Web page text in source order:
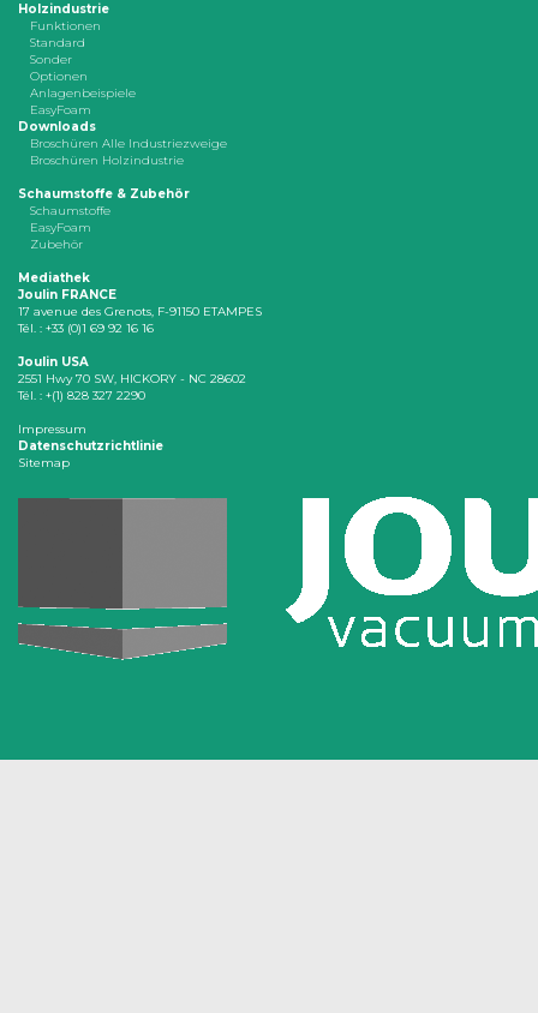
Holzindustrie
Funktionen
Standard
Sonder
Optionen
Anlagenbeispiele
EasyFoam
Downloads
Broschüren Alle Industriezweige
Broschüren Holzindustrie
Schaumstoffe & Zubehör
Schaumstoffe
EasyFoam
Zubehör
Mediathek
Joulin FRANCE
17 avenue des Grenots, F-91150 ETAMPES
Tél. : +33 (0)1 69 92 16 16
Joulin USA
2551 Hwy 70 SW, HICKORY - NC 28602
Tél. : +(1) 828 327 2290
Impressum
Datenschutzrichtlinie
Sitemap